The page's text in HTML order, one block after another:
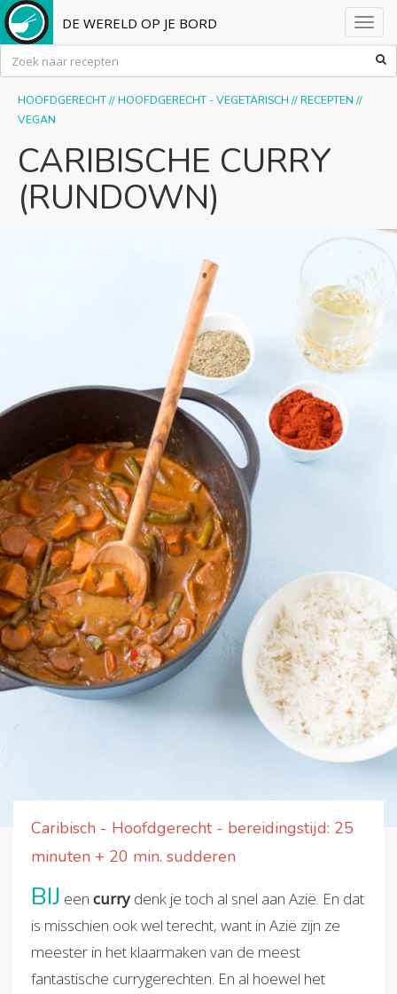
DE WERELD OP JE BORD
HOOFDGERECHT//HOOFDGERECHT - VEGETARISCH //RECEPTEN //
VEGAN
CARIBISCHE CURRY
(RUNDOWN)
Caribisch - Hoofdgerecht - bereidingstijd: 25
minuten + 20 min. sudderen
BIJ een curry denk je toch al snel aan Azië. En dat
is misschien ook wel terecht, want in Azië zijn ze
meester in het klaarmaken van de meest
fantastische currygerechten. En al hoewel het